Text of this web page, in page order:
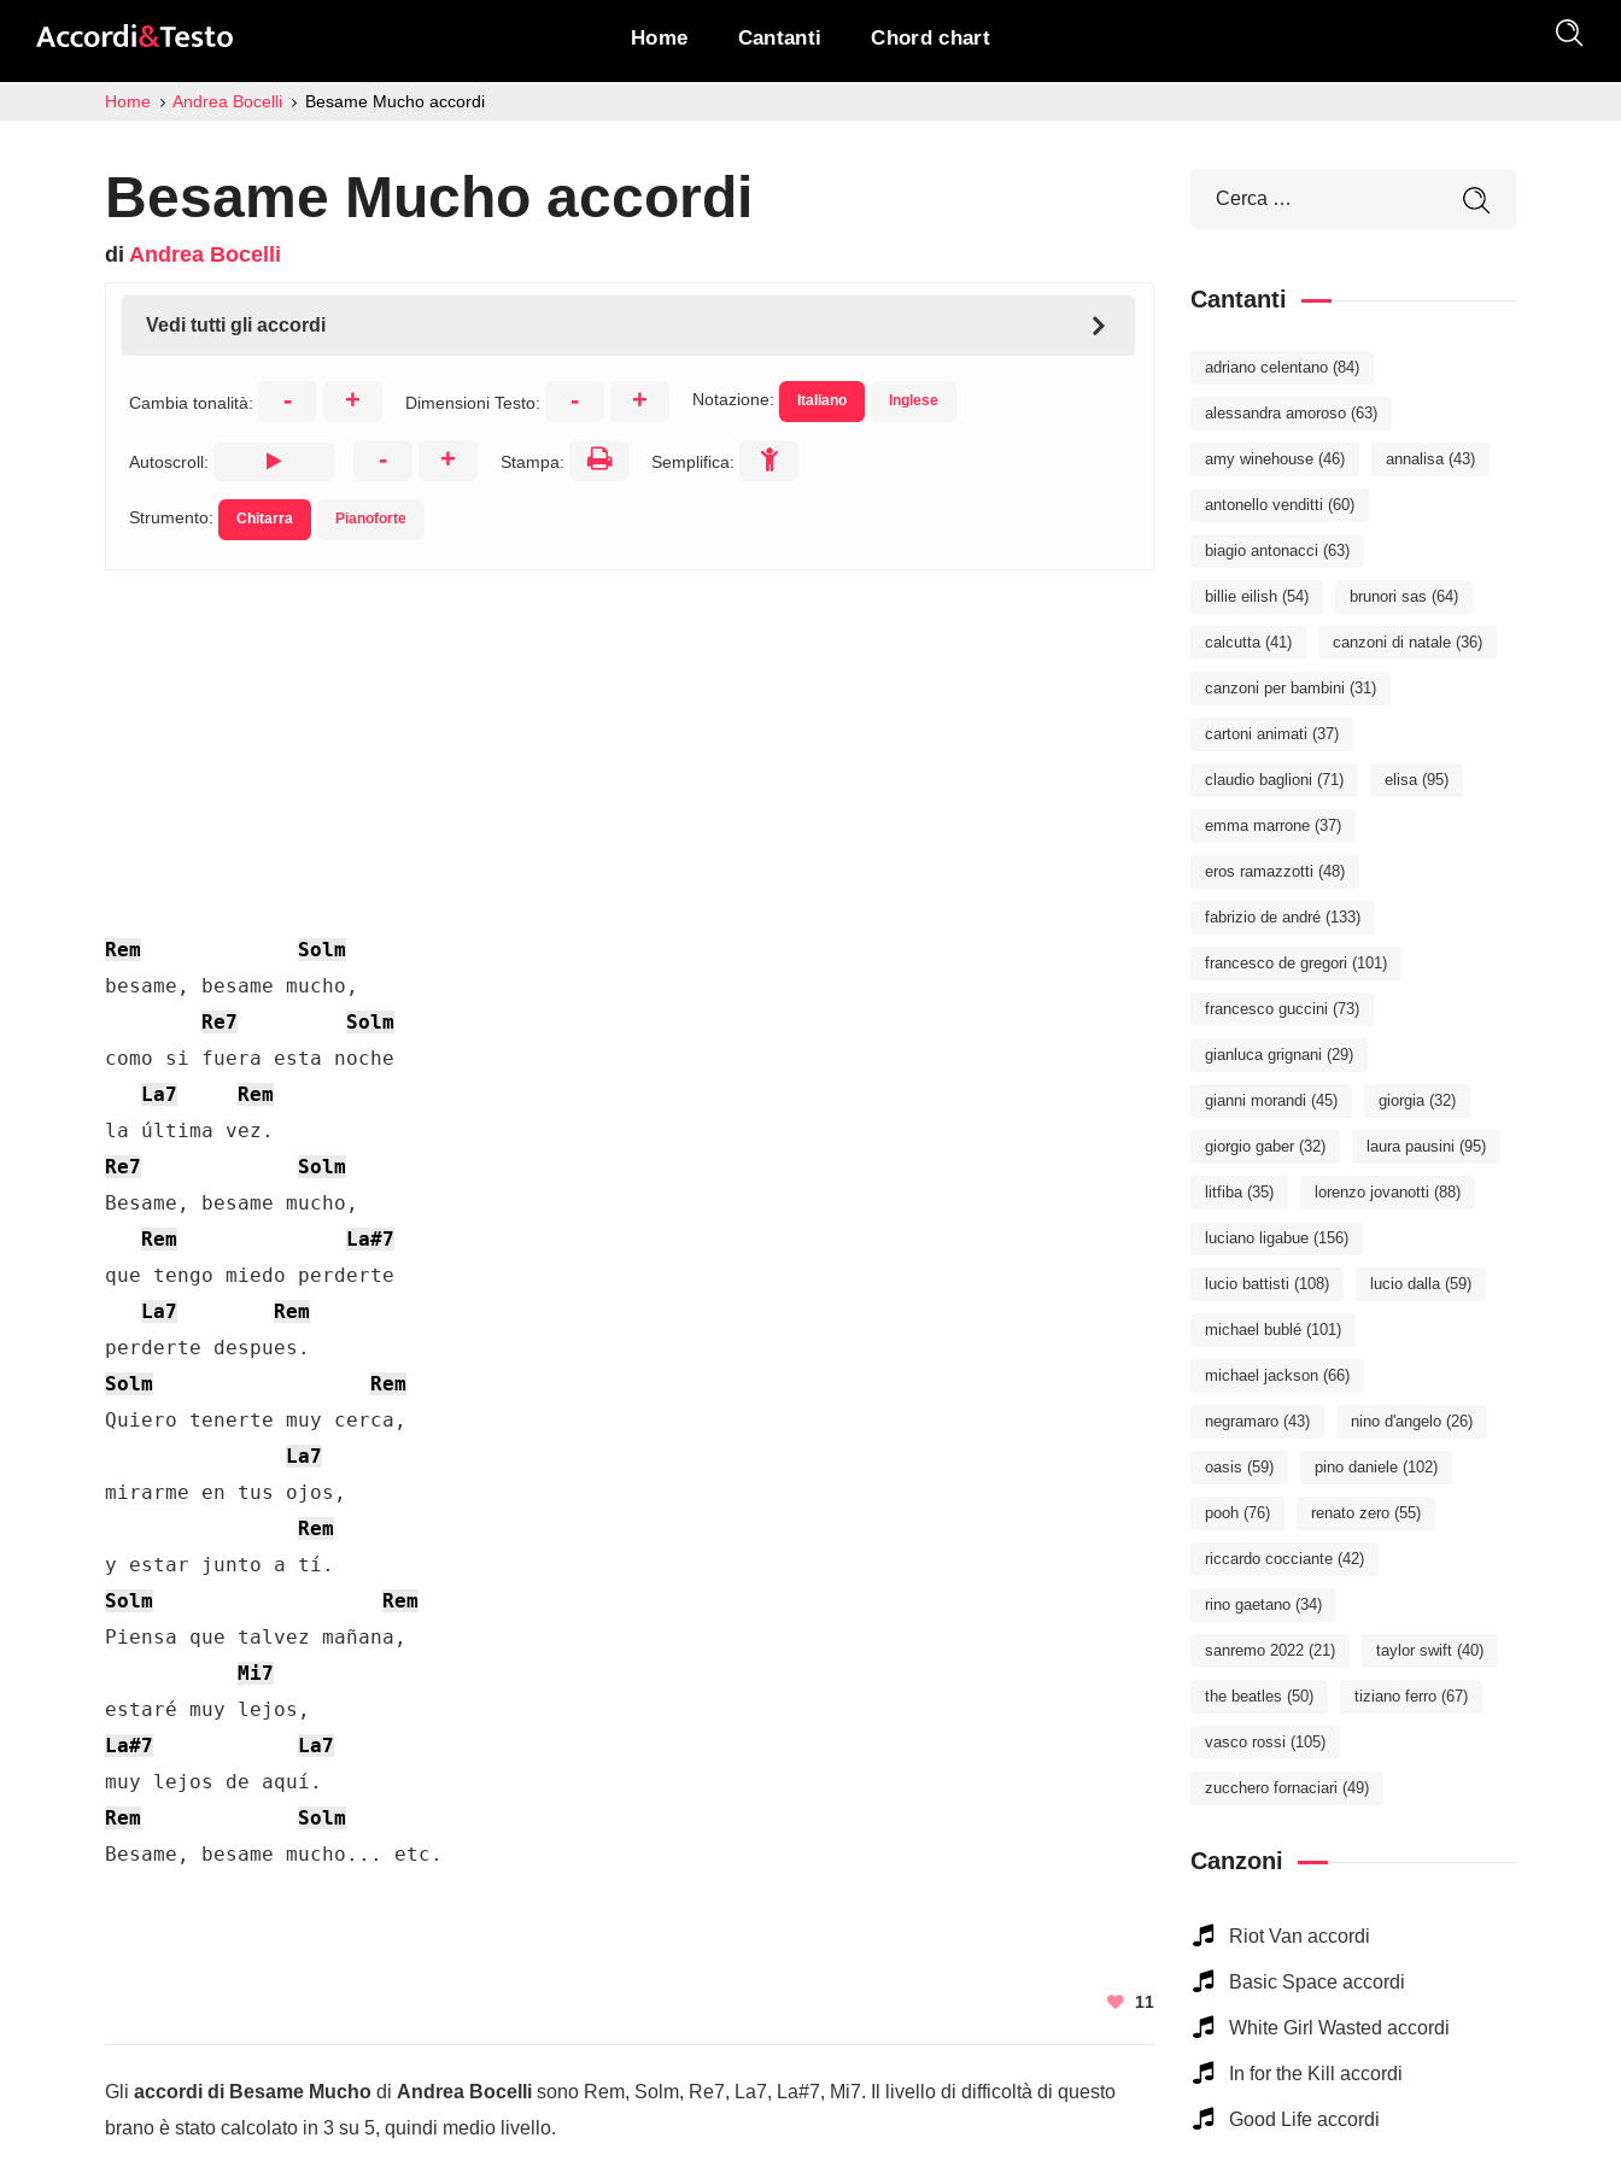
Home Cantanti Chord chart
Home Andrea Bocelli Besame Mucho accordi
Besame Mucho accordi
di Andrea Bocelli
Vedi tutti gli accordi
Cambia tonalità: - + Dimensioni Testo: - + Notazione: Italiano Inglese
Autoscroll: - + Stampa: Semplifica:
Strumento: Chitarra Pianoforte
Rem
Solm
besame, besame mucho,
Re7
Solm
como si fuera esta noche
La7
Rem
Re7
Solm
Besame, besame mucho,
Rem
La#7
que tengo miedo perderte
La7
Rem
Solm
Rem
Quiero tenerte muy cerca,
La7
mirarme en tus ojos,
Rem
Solm
Rem
Piensa que talvez mañana,
Mi7
La#7
La7
Rem
Solm
Besame, besame mucho... etc.
11
Gli accordi di Besame Mucho di Andrea Bocelli sono Rem, Solm, Re7, La7, La#7, Mi7. Il livello di difficoltà di questo
brano è stato calcolato in 3 su 5, quindi medio livello.
Cantanti
adriano celentano (84)
alessandra amoroso (63)
amy winehouse (46) annalisa(43)
antonello venditti (60)
biagio antonacci (63)
billie eilish (54) brunori sas (64)
calcutta(41) canzoni di natale (36)
canzoni per bambini (31)
cartoni animati (37)
claudio baglioni (71) elisa(95)
emma marrone (37)
eros ramazzotti (48)
fabrizio de andré (133)
francesco de gregori (101)
francesco guccini (73)
gianluca grignani (29)
gianni morandi (45) giorgia(32)
giorgio gaber (32) laura pausini (95)
litfiba(35) lorenzo jovanotti (88)
luciano ligabue (156)
lucio battisti (108) lucio dalla(59)
michael bublé (101)
michael jackson (66)
negramaro (43) nino d'angelo (26)
oasis (59) pino daniele (102)
pooh (76) renato zero (55)
riccardo cocciante (42)
rino gaetano (34)
sanremo 2022 (21) taylor swift (40)
the beatles (50) tiziano ferro (67)
vasco rossi (105)
zucchero fornaciari (49)
Canzoni
Riot Van accordi
Basic Space accordi
White Girl Wasted accordi
In for the Kill accordi
Good Life accordi